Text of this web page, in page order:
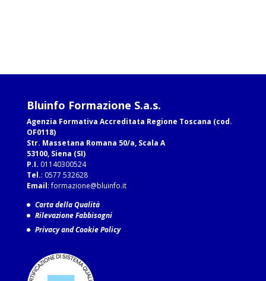
Bluinfo Formazione S.a.s.
Agenzia Formativa Accreditata Regione Toscana (cod.
OF0118)
Str. Massetana Romana 50/a, Scala A
53100, Siena (SI)
P.I. 01140300524
Tel.: 0577 532628
Email:formazione@bluinfo.it
Carta della Qualità
Rilevazione Fabbisogni
Privacy and Cookie Policy